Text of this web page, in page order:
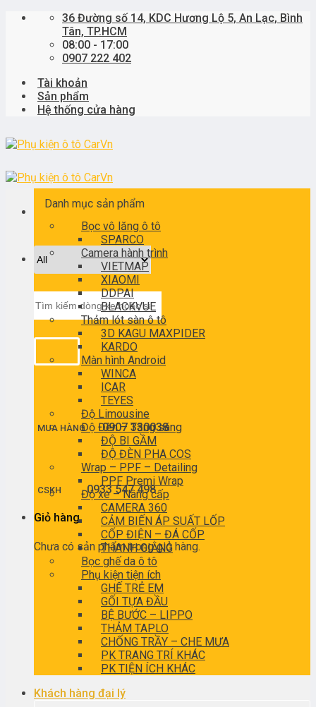
Skip
36 Đường số 14, KDC Hương Lộ 5, An Lạc, Bình
Tân, TP.HCM
08:00 - 17:00
0907 222 402
Tài khoản
Sản phẩm
Hệ thống cửa hàng
kiếm:
MUA HÀNG0907 330038
CSKH0933 547 498
Giỏ hàng
Chưa có sản phẩm trong giỏ hàng.
Danh mục sản phẩm
Bọc vô lăng ô tô
SPARCO
Camera hành trình
VIETMAP
XIAOMI
DDPAI
BLACKVUE
Thảm lót sàn ô tô
3D KAGU MAXPIDER
KARDO
Màn hình Android
WINCA
ICAR
TEYES
Độ Limousine
Độ Đèn – Tăng sáng
ĐỘ BI GẦM
ĐỘ ĐÈN PHA COS
Wrap – PPF – Detailing
PPF Premi Wrap
Độ xe – Nâng cấp
CAMERA 360
CẢM BIẾN ÁP SUẤT LỐP
CỐP ĐIỆN – ĐÁ CỐP
THANH GIẰNG
Bọc ghế da ô tô
Phụ kiện tiện ích
GHẾ TRẺ EM
GỐI TỰA ĐẦU
BỆ BƯỚC – LIPPO
THẢM TAPLO
CHỐNG TRẦY – CHE MƯA
PK TRANG TRÍ KHÁC
PK TIỆN ÍCH KHÁC
Khách hàng đại lý